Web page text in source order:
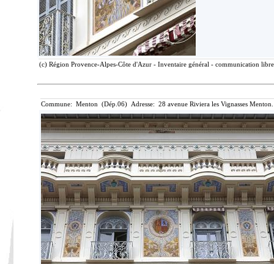
(c) Région Provence-Alpes-Côte d'Azur - Inventaire général - communication
Commune: Menton (Dép.06) Adresse: 28 avenue Riviera les Vignasses